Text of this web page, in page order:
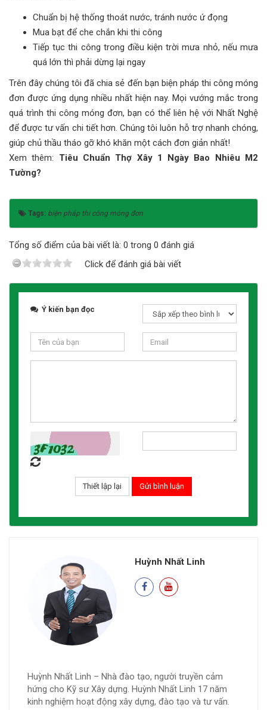
Chuẩn bị hệ thống thoát nước, tránh nước ứ đọng
Mua bạt để che chắn khi thi công
Tiếp tục thi công trong điều kiện trời mưa nhỏ, nếu mưa
quá lớn thì phải dừng lại ngay
Trên đây chúng tôi đã chia sẻ đến bạn biện pháp thi công móng
đơn được ứng dụng nhiều nhất hiện nay. Mọi vướng mắc trong
quá trình thi công móng đơn, bạn có thể liên hệ với Nhất Nghệ
để được tư vấn chi tiết hơn. Chúng tôi luôn hỗ trợ nhanh chóng,
giúp chủ thầu tháo gỡ khó khăn một cách đơn giản nhất!
Xem thêm: Tiêu Chuẩn Thợ Xây 1 Ngày Bao Nhiêu M2
Tường?
Tags: biện pháp thi công móng đơn
Tổng số điểm của bài viết là: 0 trong 0 đánh giá
Click để đánh giá bài viết
Ý kiến bạn đọc
Huỳnh Nhất Linh
Huỳnh Nhất Linh – Nhà đào tạo, người truyền cảm
hứng cho Kỹ sư Xây dựng. Huỳnh Nhất Linh 17 năm
kinh nghiệm hoạt động xây dựng, đào tạo và tư vấn.